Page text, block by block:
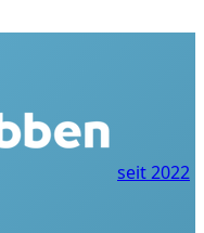
seit 2022